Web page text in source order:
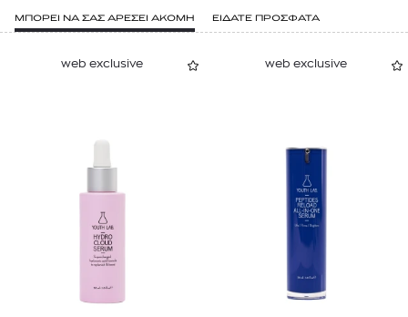
ΜΠΟΡΕΙ ΝΑ ΣΑΣ ΑΡΕΣΕΙ ΑΚΟΜΗ ΕΙΔΑΤΕ ΠΡΟΣΦΑΤΑ
web exclusive web exclusive